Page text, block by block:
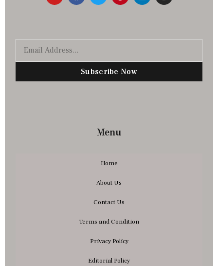
Subscribe Now
Menu
Home
About Us
Contact Us
Terms and Condition
Privacy Policy
Editorial Policy